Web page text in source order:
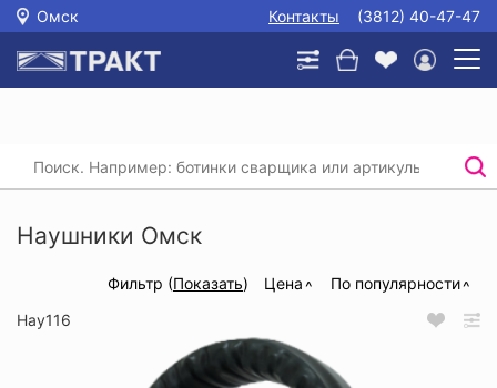
Омск Контакты (3812) 40-47-47
Главная / /
Наушники Омск
Фильтр (Показать) Цена
По популярности
Нау116